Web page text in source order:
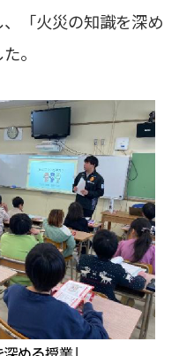
「火災の知識を深め
。